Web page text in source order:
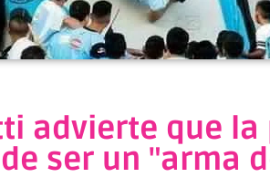
advierte que
ser un "arma